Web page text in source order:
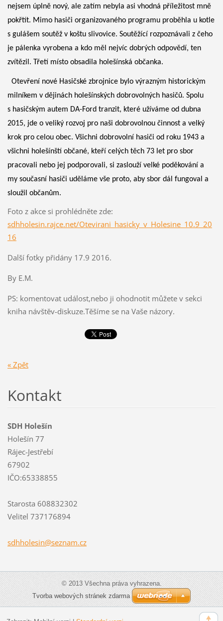
nejsem úplně nový, ale zatím nebyla asi vhodná příležitost mně
pokřtít. Mimo hasiči organizovaného programu proběhla u kotle
s gulášem soutěž v koštu slivovice. Soutěžící rozpoznávali z čeho
je pálenka vyrobena a kdo měl nejvíc dobrých odpovědí, ten
zvítězil. Třetí místo obsadila holešínská občanka.
Otevření nové Hasičské zbrojnice bylo výrazným historickým
milníkem v dějinách holešínských dobrovolných hasičů. Spolu
s hasičským autem DA-Ford tranzit, které užíváme od dubna
2015, jde o veliký rozvoj pro naši dobrovolnou činnost a velký
krok pro celou obec. Všichni dobrovolní hasiči od roku 1943 a
všichni holešínští občané, kteří celých těch 73 let pro sbor
pracovali nebo jej podporovali, si zaslouží velké poděkování a
my současní hasiči uděláme vše proto, aby sbor dál fungoval a
sloužil občanům.
Foto z akce si prohlédněte zde:
sdhholesin.rajce.net/Otevirani_hasicky_v_Holesine_10.9_20
16
Další fotky přidány 17.9 2016.
By E.M.
PS: komentovat událost,nebo ji ohodnotit můžete v sekci
kniha návštěv-diskuze.Těšíme se na Vaše názory.
« Zpět
Kontakt
SDH Holešín
Holešín 77
Rájec-Jestřebí
67902
IČO:65338855
Starosta 608832302
Velitel 737176894
sdhholesin@seznam.cz
© 2013 Všechna práva vyhrazena.
Tvorba webových stránek zdarma